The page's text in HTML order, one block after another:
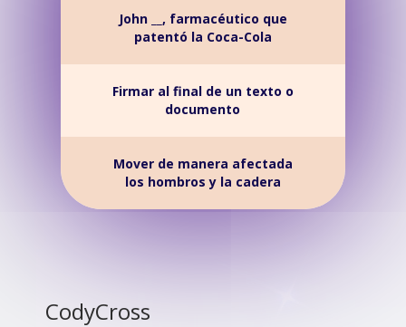
John __, farmacéutico que
patentó la Coca-Cola
Firmar al final de un texto o
documento
Mover de manera afectada
los hombros y la cadera
CodyCross